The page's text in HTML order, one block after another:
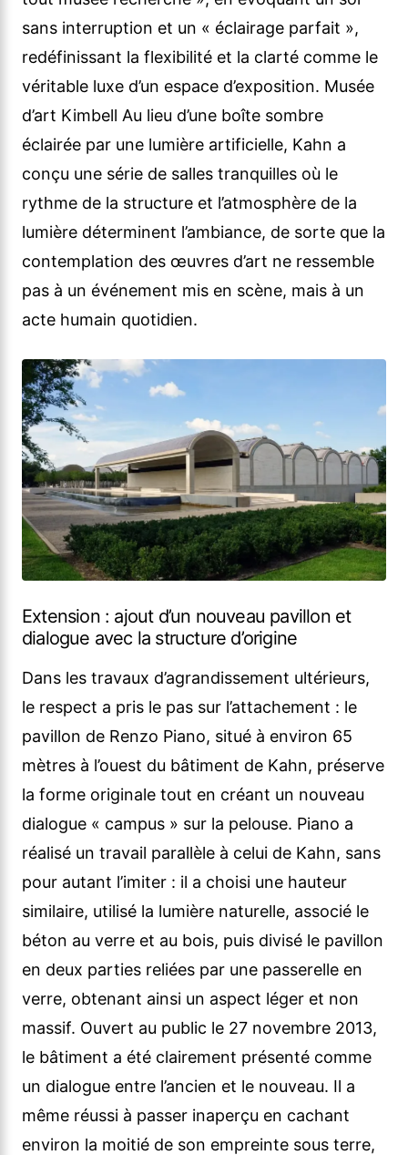
sans interruption et un « éclairage parfait »,
redéfinissant la flexibilité et la clarté comme le
véritable luxe d’un espace d’exposition. Musée
d’art Kimbell Au lieu d’une boîte sombre
éclairée par une lumière artificielle, Kahn a
conçu une série de salles tranquilles où le
rythme de la structure et l’atmosphère de la
lumière déterminent l’ambiance, de sorte que la
contemplation des œuvres d’art ne ressemble
pas à un événement mis en scène, mais à un
acte humain quotidien.
Extension : ajout d’un nouveau pavillon et
dialogue avec la structure d’origine
Dans les travaux d’agrandissement ultérieurs,
le respect a pris le pas sur l’attachement : le
pavillon de Renzo Piano, situé à environ 65
mètres à l’ouest du bâtiment de Kahn, préserve
la forme originale tout en créant un nouveau
dialogue « campus » sur la pelouse. Piano a
réalisé un travail parallèle à celui de Kahn, sans
pour autant l’imiter : il a choisi une hauteur
similaire, utilisé la lumière naturelle, associé le
béton au verre et au bois, puis divisé le pavillon
en deux parties reliées par une passerelle en
verre, obtenant ainsi un aspect léger et non
massif. Ouvert au public le 27 novembre 2013,
le bâtiment a été clairement présenté comme
un dialogue entre l’ancien et le nouveau. Il a
même réussi à passer inaperçu en cachant
environ la moitié de son empreinte sous terre,